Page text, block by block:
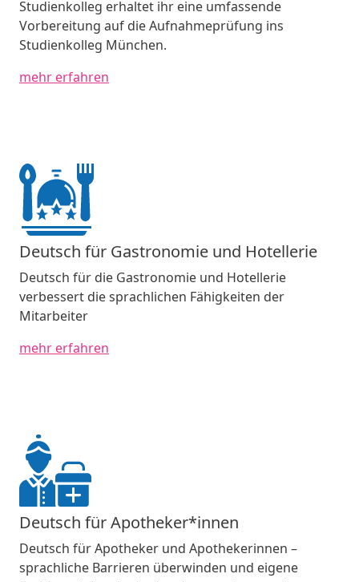
Studienkolleg erhaltet ihr eine umfassende
Vorbereitung auf die Aufnahmeprüfung ins
Studienkolleg München.
mehr erfahren
Deutsch für Gastronomie und Hotellerie
Deutsch für die Gastronomie und Hotellerie
verbessert die sprachlichen Fähigkeiten der
Mitarbeiter
mehr erfahren
Deutsch für Apotheker*innen
Deutsch für Apotheker und Apothekerinnen –
sprachliche Barrieren überwinden und eigene